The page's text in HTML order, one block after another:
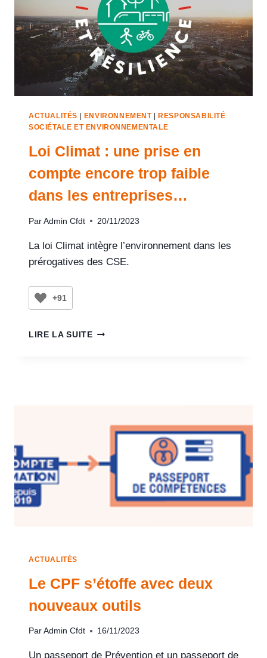
ACTUALITÉS ENVIRONNEMENT|
RESPONSABILITÉ
SOCIÉTALE ET ENVIRONNEMENTALE
Loi Climat : une prise en
compte encore trop faible
dans les entreprises…
Par Admin Cfdt 20/11/2023
La loi Climat intègre l’environnement dans les
prérogatives des CSE.
+91
LIRE LA SUITE
ACTUALITÉS
Le CPF s’étoffe avec deux
nouveaux outils
Par Admin Cfdt 16/11/2023
Un passeport de Prévention et un passeport de